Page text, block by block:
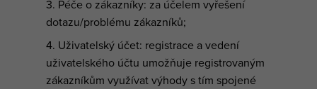
Péče o zákazníky: za účelem vyřešení
dotazu/problému zákazníků;
Uživatelský účet: registrace a vedení
uživatelského účtu umožňuje registrovaným
zákazníkům využívat výhody s tím spojené